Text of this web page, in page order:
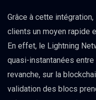
Grâce à cette
clients un moyen rapide
En effet, le Lightning
quasi-instantanées entre
revanche, sur la
validation des blocs